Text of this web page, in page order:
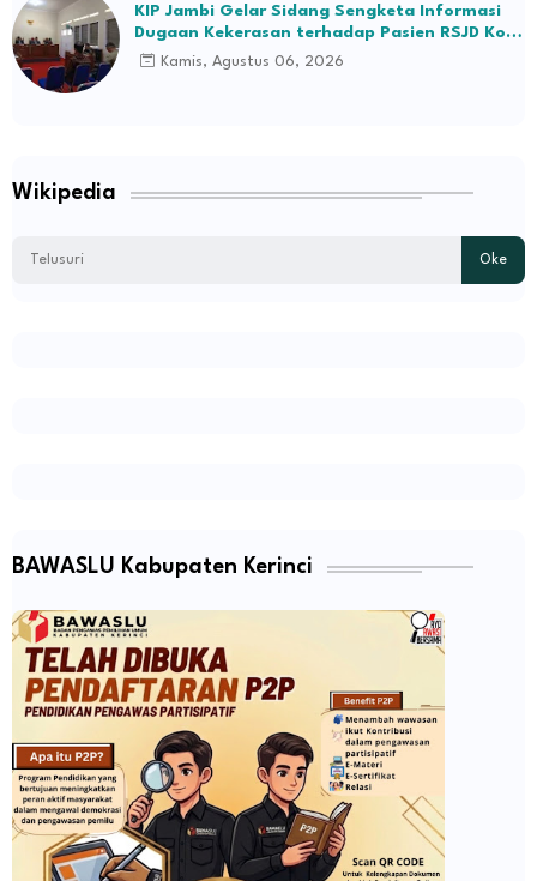
KIP Jambi Gelar Sidang Sengketa Informasi
Dugaan Kekerasan terhadap Pasien RSJD Kol.
H.M.Syukur Jambi
Kamis, Agustus 06, 2026
Wikipedia
BAWASLU Kabupaten Kerinci